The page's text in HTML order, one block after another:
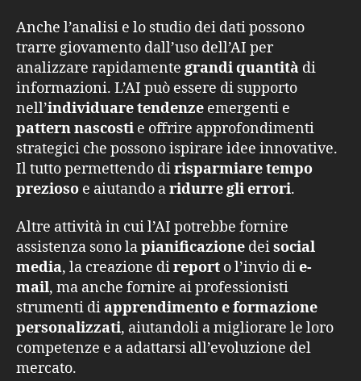
Anche l’analisi e lo studio dei dati possono
trarre giovamento dall’uso dell’AI per
analizzare rapidamente grandi quantità di
informazioni. L’AI può essere di supporto
nell’individuare tendenze emergenti e
pattern nascosti e offrire approfondimenti
strategici che possono ispirare idee innovative.
Il tutto permettendo dirisparmiare tempo
prezioso e aiutando aridurre gli errori.
Altre attività in cui l’AI potrebbe fornire
assistenza sono lapianificazione deisocial
media, la creazione direport o l’invio die-
mail, ma anche fornire ai professionisti
strumenti diapprendimento e formazione
personalizzati, aiutandoli a migliorare le loro
competenze e a adattarsi all’evoluzione del
mercato.